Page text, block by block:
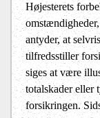
Højesterets
antyder, at
tilfredsstiller
siges at være
totalskader eller
forsikringen.